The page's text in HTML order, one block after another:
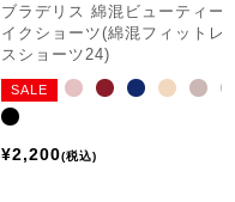
ブラデリス 綿混ビューティー
イクショーツ(綿混フィットレ
スショーツ24)
SALE
¥2,200 税込